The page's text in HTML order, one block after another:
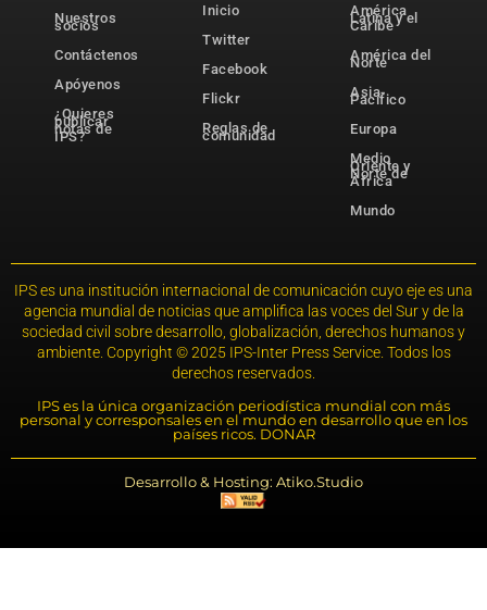
Nuestros
socios
Contáctenos
Apóyenos
¿Quieres
publicar
notas de
IPS?
Inicio
Twitter
Facebook
Flickr
Reglas de
comunidad
América
Latina y el
Caribe
América del
Norte
Asia-
Pacífico
Europa
Medio
Oriente y
Norte de
África
Mundo
IPS es una institución internacional de comunicación cuyo eje es una
agencia mundial de noticias que amplifica las voces del Sur y de la
sociedad civil sobre desarrollo, globalización, derechos humanos y
ambiente. Copyright © 2025 IPS-Inter Press Service. Todos los
derechos reservados.
IPS es la única organización periodística mundial con más
personal y corresponsales en el mundo en desarrollo que en los
países ricos. DONAR
Desarrollo & Hosting: Atiko.Studio